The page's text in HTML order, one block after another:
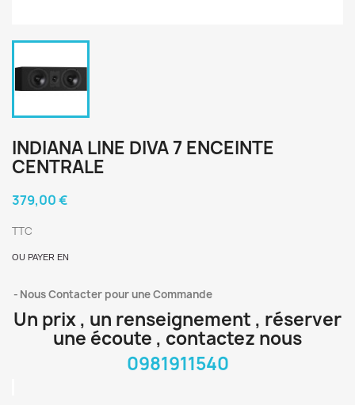
INDIANA LINE DIVA 7 ENCEINTE
CENTRALE
379,00 €
TTC
OU PAYER EN
Nous Contacter pour une Commande
Un prix , un renseignement , réserver
une écoute , contactez nous
0981911540